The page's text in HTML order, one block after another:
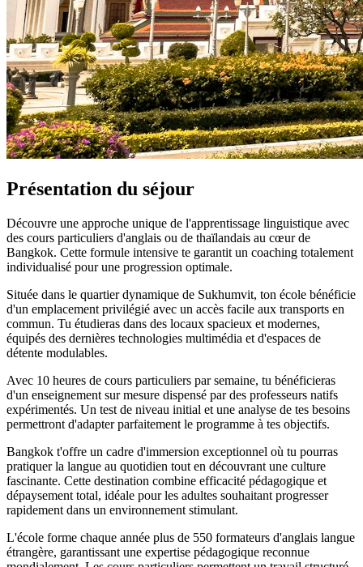
Présentation du séjour
Découvre une approche unique de l'apprentissage linguistique avec
des cours particuliers d'anglais ou de thaïlandais au cœur de
Bangkok. Cette formule intensive te garantit un coaching totalement
individualisé pour une progression optimale.
Située dans le quartier dynamique de Sukhumvit, ton école bénéficie
d'un emplacement privilégié avec un accès facile aux transports en
commun. Tu étudieras dans des locaux spacieux et modernes,
équipés des dernières technologies multimédia et d'espaces de
détente modulables.
Avec 10 heures de cours particuliers par semaine, tu bénéficieras
d'un enseignement sur mesure dispensé par des professeurs natifs
expérimentés. Un test de niveau initial et une analyse de tes besoins
permettront d'adapter parfaitement le programme à tes objectifs.
Bangkok t'offre un cadre d'immersion exceptionnel où tu pourras
pratiquer la langue au quotidien tout en découvrant une culture
fascinante. Cette destination combine efficacité pédagogique et
dépaysement total, idéale pour les adultes souhaitant progresser
rapidement dans un environnement stimulant.
L'école forme chaque année plus de 550 formateurs d'anglais langue
étrangère, garantissant une expertise pédagogique reconnue